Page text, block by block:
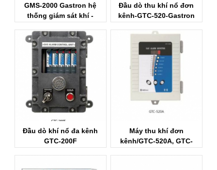
GMS-2000 Gastron hệ
thống giám sát khí -
Đầu dò thu khí nổ đơn
kênh-GTC-520-Gastron
Đầu dò khí nổ đa kênh
GTC-200F
Máy thu khí đơn
kênh/GTC-520A, GTC-